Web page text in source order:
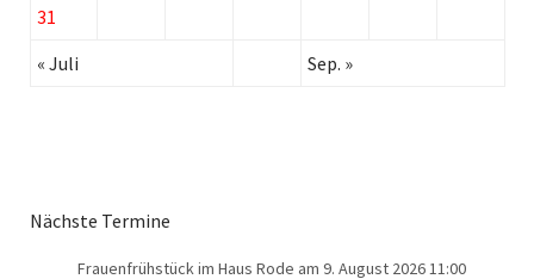
31
« Juli
Sep. »
Nächste Termine
Frauenfrühstück im Haus Rode am 9. August 2026 11:00